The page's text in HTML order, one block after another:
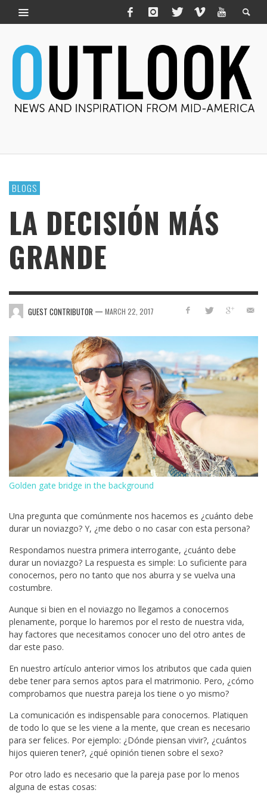
BLOGS
LA DECISIÓN MÁS
GRANDE
GUEST CONTRIBUTOR — MARCH 22, 2017
Golden gate bridge in the background
Una pregunta que comúnmente nos hacemos es ¿cuánto debe
durar un noviazgo? Y, ¿me debo o no casar con esta persona?
Respondamos nuestra primera interrogante, ¿cuánto debe
durar un noviazgo? La respuesta es simple: Lo suficiente para
conocernos, pero no tanto que nos aburra y se vuelva una
costumbre.
Aunque si bien en el noviazgo no llegamos a conocernos
plenamente, porque lo haremos por el resto de nuestra vida,
hay factores que necesitamos conocer uno del otro antes de
dar este paso.
En nuestro artículo anterior vimos los atributos que cada quien
debe tener para sernos aptos para el matrimonio. Pero, ¿cómo
comprobamos que nuestra pareja los tiene o yo mismo?
La comunicación es indispensable para conocernos. Platiquen
de todo lo que se les viene a la mente, que crean es necesario
para ser felices. Por ejemplo: ¿Dónde piensan vivir?, ¿cuántos
hijos quieren tener?, ¿qué opinión tienen sobre el sexo?
Por otro lado es necesario que la pareja pase por lo menos
alguna de estas cosas: